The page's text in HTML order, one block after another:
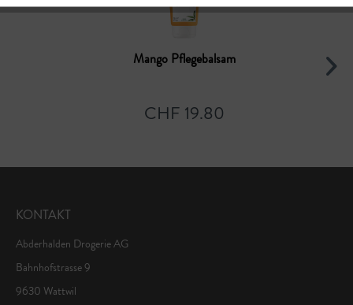
Mango Pflegebalsam
CHF 19.80
KONTAKT
Abderhalden Drogerie AG
Bahnhofstrasse 9
9630 Wattwil